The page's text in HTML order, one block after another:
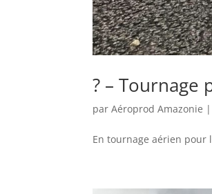
? – Tournage
parAéroprod Amazonie |
En tournage aérien pour